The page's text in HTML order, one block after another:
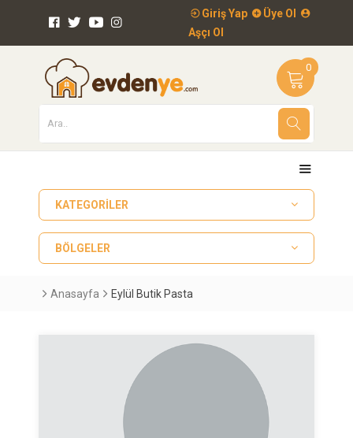
Giriş Yap
Üye Ol
Aşçı Ol
0
KATEGORILER
BÖLGELER
Anasayfa Eylül Butik Pasta